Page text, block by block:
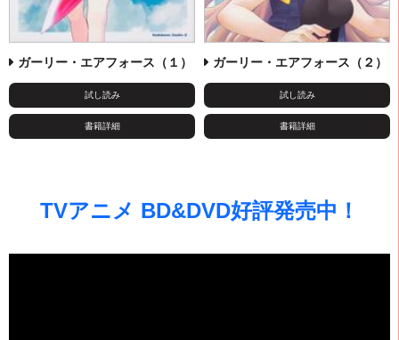
ガーリー・エアフォース（１）
試し読み
書籍詳細
ガーリー・エアフォース（２）
試し読み
書籍詳細
TVアニメ BD&DVD好評発売中！